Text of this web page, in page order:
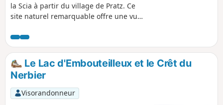
la Scia à partir du village de Pratz. Ce
site naturel remarquable offre une vue
est équipé d'une table d'orientation et
de mobilier pour pique-nique. Le départ
commence par une longue montée en
sous bois et se termine par un passage
devant l’aérodrome de Pratz et son club
d'aéromodélisme. Possibilité de faire ce
parcours en Trail ou en VTT.
Le Lac d'Embouteilleux et le Crêt du
Nerbier
Visorandonneur